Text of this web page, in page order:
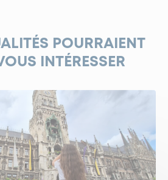
POURRAIENT
INTÉRESSER